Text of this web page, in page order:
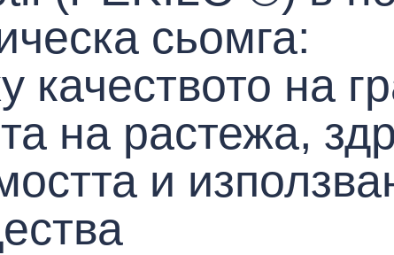
сьомга:
качеството на
на растежа,
и